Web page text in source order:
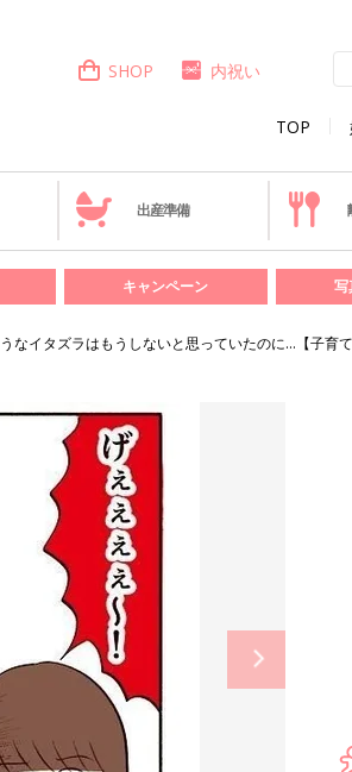
TOP
SHOP 内祝い
出産準備
キャンペーン 写
なイタズラはもうしないと思っていたのに…【子育